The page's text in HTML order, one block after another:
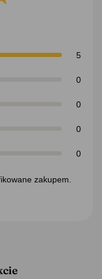
5
0
0
0
0
zakupem.